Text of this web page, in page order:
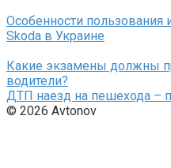
Особенности пользования
Skoda в Украине
Какие экзамены должны
водители?
ДТП наезд на пешехода –
© 2026 Avtonov